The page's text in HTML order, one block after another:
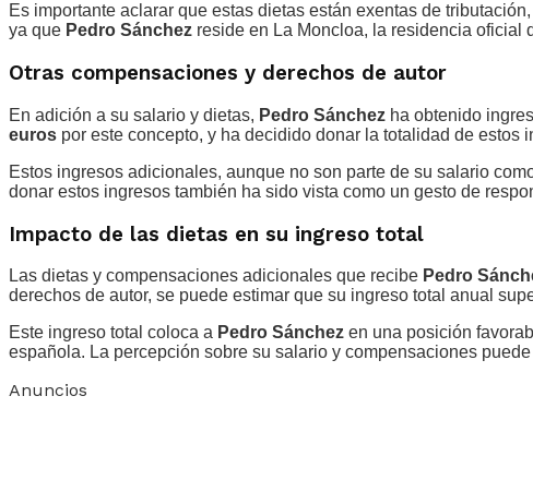
Es importante aclarar que estas dietas están exentas de
ya que Pedro Sánchez reside en La Moncloa, la residencia oficial
Otras compensaciones y derechos de autor
En adición a su salario y dietas, Pedro Sánchez ha obtenido
euros por este concepto, y ha decidido donar la totalidad de
Estos ingresos adicionales, aunque no son parte de su salario
donar estos ingresos también ha sido vista como un gesto de
Impacto de las dietas en su ingreso total
Las dietas y compensaciones adicionales que recibe Pedro
derechos de autor, se puede estimar que su ingreso total anual
Este ingreso total coloca a Pedro Sánchez en una posición
española. La percepción sobre su salario y compensaciones
Anuncios